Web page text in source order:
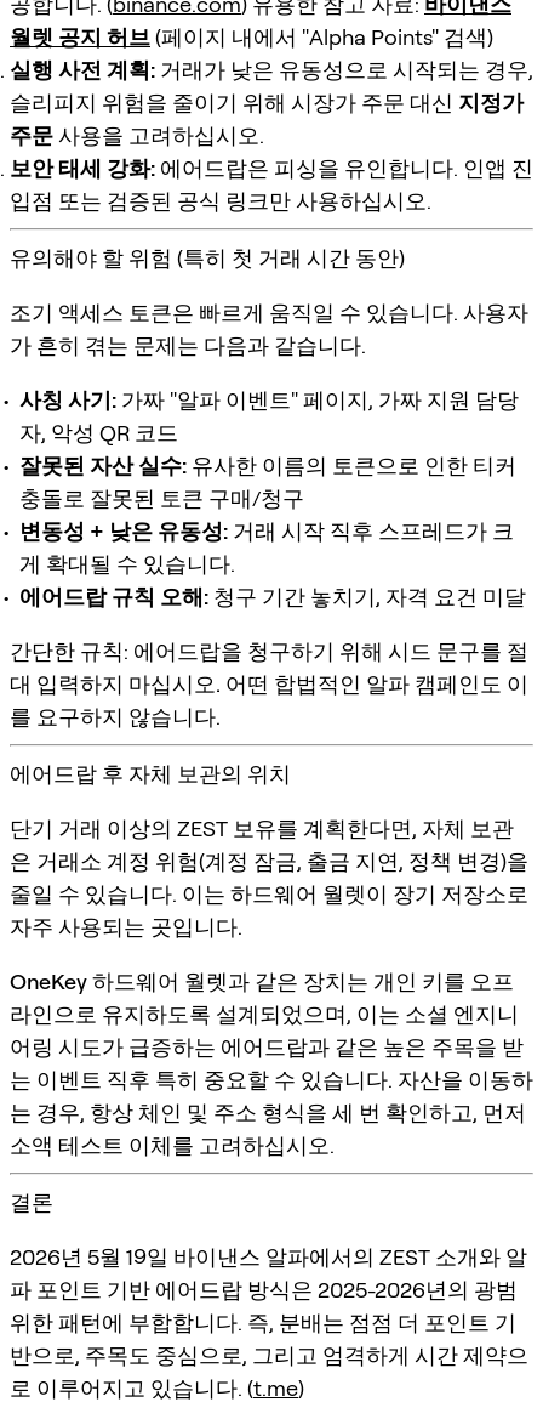
월렛 공지 허브(페이지 내에서 "Alpha Points" 검색)
실행 사전 계획: 거래가 낮은 유동성으로 시작되는 경우,
슬리피지 위험을 줄이기 위해 시장가 주문 대신 지정가
주문사용을 고려하십시오.
보안 태세 강화: 에어드랍은 피싱을 유인합니다. 인앱 진
입점 또는 검증된 공식 링크만 사용하십시오.
유의해야 할 위험 (특히 첫 거래 시간 동안)
조기 액세스 토큰은 빠르게 움직일 수 있습니다. 사용자
가 흔히 겪는 문제는 다음과 같습니다.
사칭 사기: 가짜 "알파 이벤트" 페이지, 가짜 지원 담당
자, 악성 QR 코드
잘못된 자산 실수: 유사한 이름의 토큰으로 인한 티커
충돌로 잘못된 토큰 구매/청구
변동성 + 낮은 유동성: 거래 시작 직후 스프레드가 크
게 확대될 수 있습니다.
에어드랍 규칙 오해: 청구 기간 놓치기, 자격 요건 미달
간단한 규칙: 에어드랍을 청구하기 위해 시드 문구를 절
대 입력하지 마십시오. 어떤 합법적인 알파 캠페인도 이
를 요구하지 않습니다.
에어드랍 후 자체 보관의 위치
단기 거래 이상의 ZEST 보유를 계획한다면, 자체 보관
은 거래소 계정 위험(계정 잠금, 출금 지연, 정책 변경)을
줄일 수 있습니다. 이는 하드웨어 월렛이 장기 저장소로
자주 사용되는 곳입니다.
OneKey 하드웨어 월렛과 같은 장치는 개인 키를 오프
라인으로 유지하도록 설계되었으며, 이는 소셜 엔지니
어링 시도가 급증하는 에어드랍과 같은 높은 주목을 받
는 이벤트 직후 특히 중요할 수 있습니다. 자산을 이동하
는 경우, 항상체인 및 주소 형식을 세 번 확인하고, 먼저
소액 테스트 이체를 고려하십시오.
결론
2026년 5월 19일 바이낸스 알파에서의 ZEST 소개와 알
파 포인트 기반 에어드랍 방식은 2025-2026년의 광범
위한 패턴에 부합합니다. 즉, 분배는 점점 더 포인트 기
반으로, 주목도 중심 으로, 그리고 엄격하게 시간 제약으
로 이루어지고 있습니다. (t.me)